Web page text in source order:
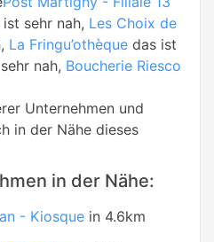
sehr nah, Les Choix de
La Fringu’othèque das ist
nah, Boucherie Riesco
Unternehmen und
in der Nähe dieses
in der Nähe:
- Kiosque in 4.6km